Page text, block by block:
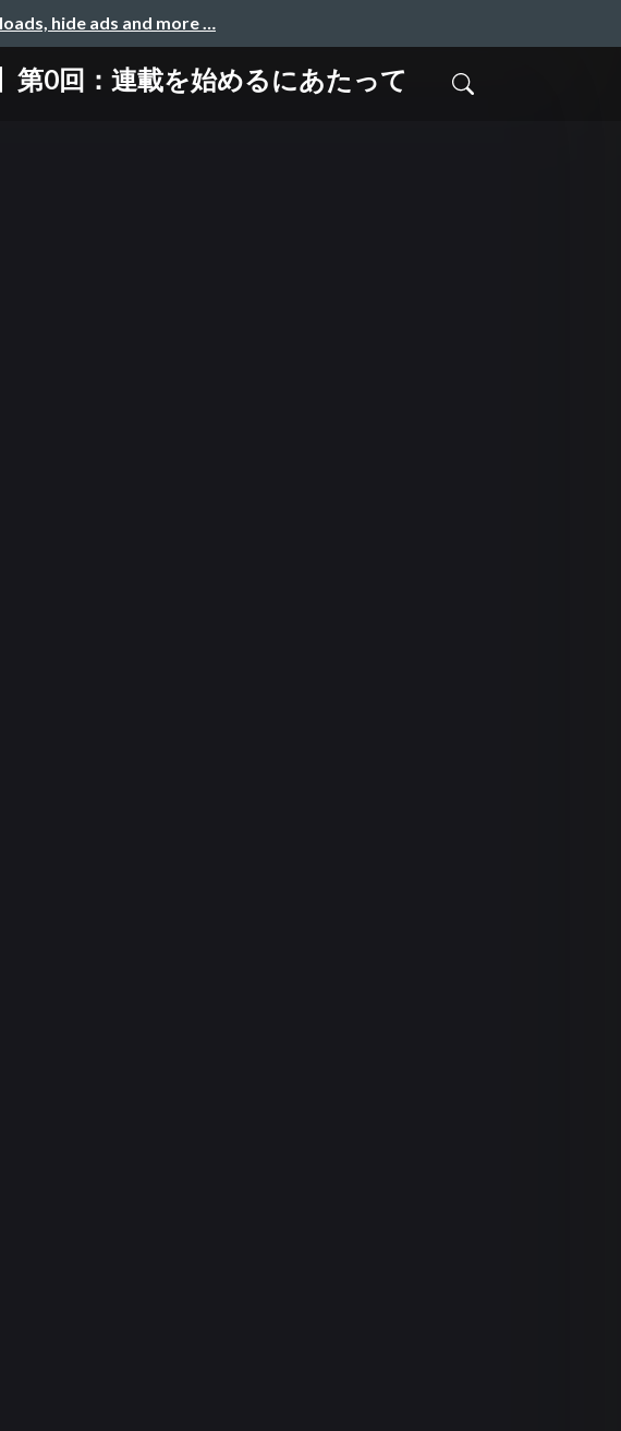
hide ads and more …
第0回：連載を始めるにあたって